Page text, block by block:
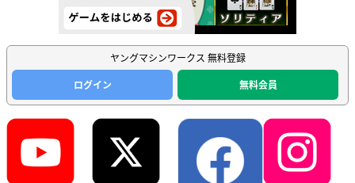
ヤングマシンワークス 無料登録
ログイン
無料会員